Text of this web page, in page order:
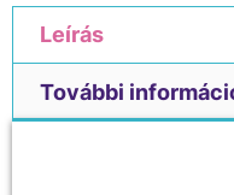
Leírás
További